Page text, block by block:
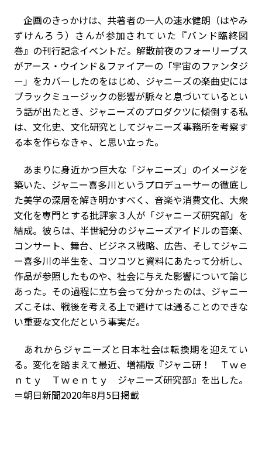
企画のきっかけは、共著者の一人の速水健朗（はやみ
ずけんろう）さんが参加されていた『バンド臨終図
巻』の刊行記念イベントだ。解散前夜のフォーリーブス
がアース・ウインド＆ファイアーの「宇宙のファンタジ
ー」をカバーしたのをはじめ、ジャニーズの楽曲史には
ブラックミュージックの影響が脈々と息づいているとい
う話が出たとき、ジャニーズのプロダクツに傾倒する私
は、文化史、文化研究としてジャニーズ事務所を考察す
る本を作らなきゃ、と思い立った。
あまりに身近かつ巨大な「ジャニーズ」のイメージを
築いた、ジャニー喜多川というプロデューサーの徹底し
た美学の深層を解き明かすべく、音楽や消費文化、大衆
文化を専門とする批評家３人が「ジャニーズ研究部」を
結成。彼らは、半世紀分のジャニーズアイドルの音楽、
コンサート、舞台、ビジネス戦略、広告、そしてジャニ
ー喜多川の半生を、コツコツと資料にあたって分析し、
作品が参照したものや、社会に与えた影響について論じ
あった。その過程に立ち会って分かったのは、ジャニー
ズこそは、戦後を考える上で避けては通ることのできな
い重要な文化だという事実だ。
あれからジャニーズと日本社会は転換期を迎えてい
る。変化を踏まえて最近、増補版『ジャニ研！ Ｔｗｅ
ｎｔｙ Ｔｗｅｎｔｙ ジャニーズ研究部』を出した。
＝朝日新聞2020年8月5日掲載